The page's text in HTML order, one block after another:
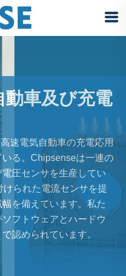
車及び充電
速電気自動車の充電応用
る。Chipsenseは一連の
圧センサを生産してい
られた電流センサを提
を備えています。私た
フトウェアとハードウ
認められています。